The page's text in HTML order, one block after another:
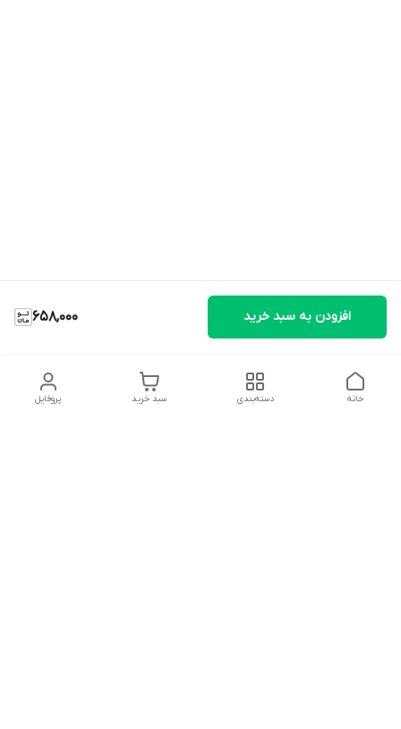
658,000 افزودن به سبد خرید
پروفایل سبد خرید دسته‌بندی خانه